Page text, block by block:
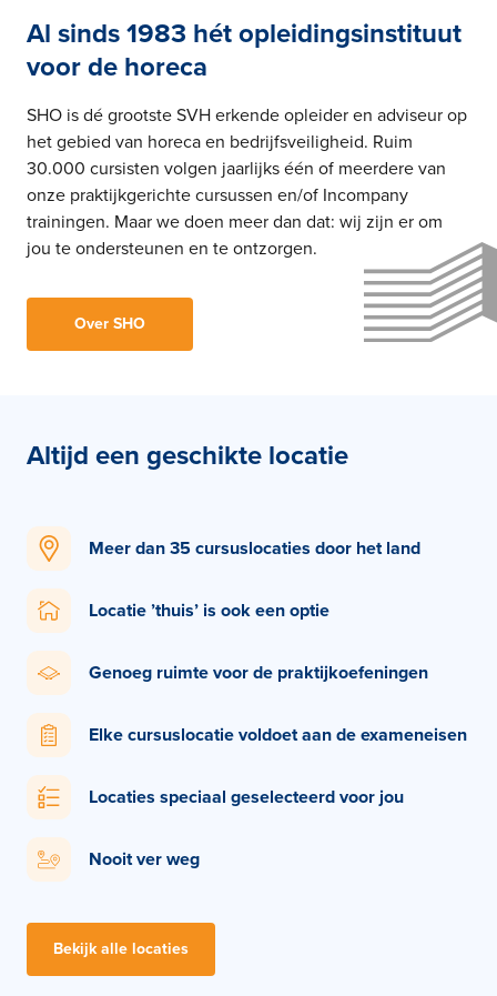
Al sinds 1983 hét opleidingsinstituut
voor de horeca
SHO is dé grootste SVH erkende opleider en adviseur op
het gebied van horeca en bedrijfsveiligheid. Ruim
30.000 cursisten volgen jaarlijks één of meerdere van
onze praktijkgerichte cursussen en/of Incompany
trainingen. Maar we doen meer dan dat: wij zijn er om
jou te ondersteunen en te ontzorgen.
Over SHO
Altijd een geschikte locatie
Meer dan 35 cursuslocaties door het land
Locatie ’thuis’ is ook een optie
Genoeg ruimte voor de praktijkoefeningen
Elke cursuslocatie voldoet aan de exameneisen
Locaties speciaal geselecteerd voor jou
Nooit ver weg
Bekijk alle locaties